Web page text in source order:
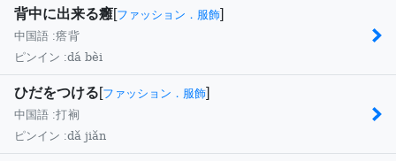
背中に出来る癰[ファッション．服飾]
中国語 :瘩背
ピンイン :dá bèi
ひだをつける[ファッション．服飾]
中国語 :打裥
ピンイン :dǎ jiǎn